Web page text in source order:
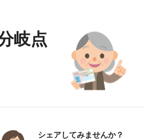
岐点
シェアしてみませんか？